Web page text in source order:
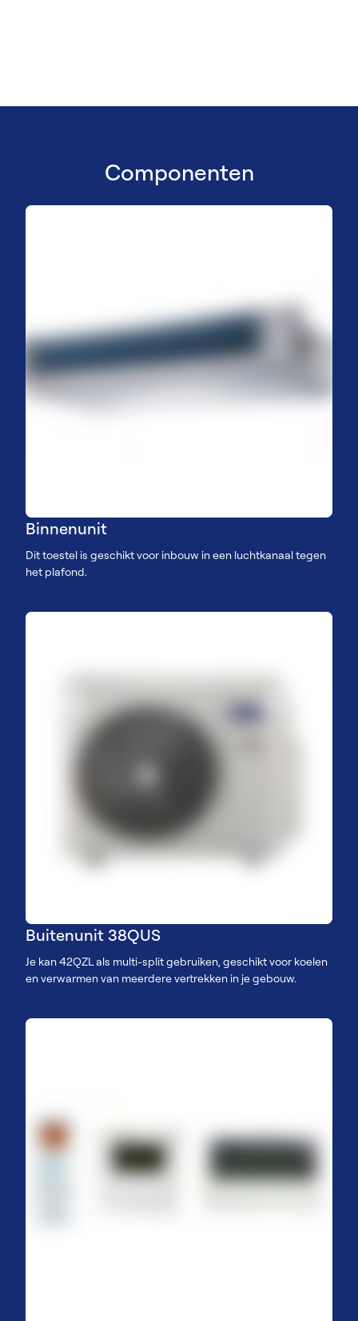
Componenten
Binnenunit
Dit toestel is geschikt voor inbouw in een luchtkanaal tegen
het plafond.
Buitenunit 38QUS
Je kan 42QZL als multi-split gebruiken, geschikt voor koelen
en verwarmen van meerdere vertrekken in je gebouw.